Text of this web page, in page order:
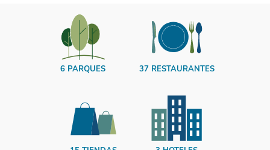
6 PARQUES 37 RESTAURANTES